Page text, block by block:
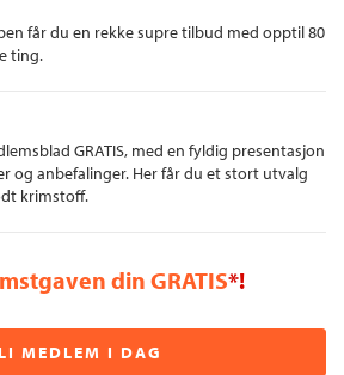
får du en rekke supre tilbud med opptil 80
ting.
GRATIS, med en fyldig presentasjon
og anbefalinger. Her får du et stort utvalg
krimstoff.
din GRATIS*!
MEDLEM I DAG